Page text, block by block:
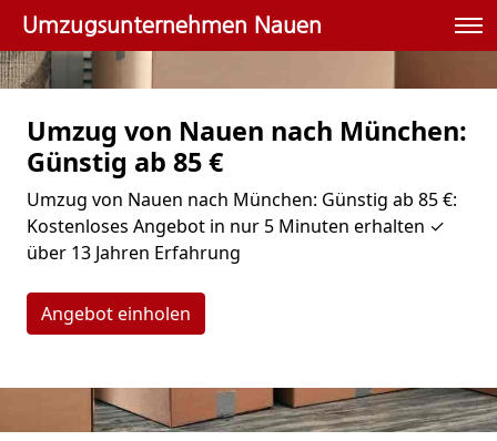
Umzugsunternehmen Nauen
Umzug von Nauen nach München:
Günstig ab 85 €
Umzug von Nauen nach München: Günstig ab 85 €:
Kostenloses Angebot in nur 5 Minuten erhalten ✓
über 13 Jahren Erfahrung
Angebot einholen